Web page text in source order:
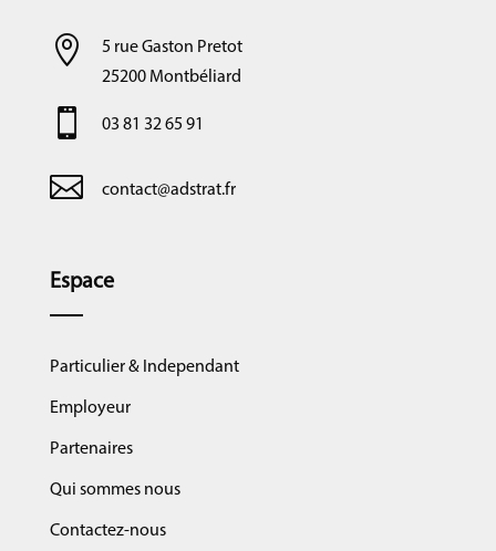

5 rue Gaston Pretot
25200 Montbéliard
 03 81 32 65 91
 contact@adstrat.fr
Espace
Particulier & Independant
Employeur
Partenaires
Qui sommes nous
Contactez-nous